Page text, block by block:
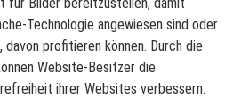
Technologie angewiesen sind oder
profitieren können. Durch die
Website-Besitzer die
ihrer Websites verbessern.